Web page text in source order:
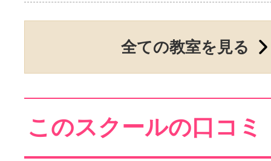
全ての教室を見る
このスクールの口コミ